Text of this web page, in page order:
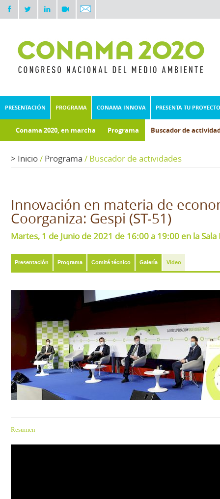
PRESENTACIÓN PROGRAMA CONAMA INNOVA PRESENTA TU PROYECTO
Conama 2020, en marcha Programa Buscador de
> Inicio/ Programa / Buscador de actividades
Innovación en materia de
Coorganiza: Gespi (ST-51)
Martes, 1 de Junio de 2021 de 16:00 a 19:00 en la Sala
Presentación Programa Comité técnico Galería Video
Resumen